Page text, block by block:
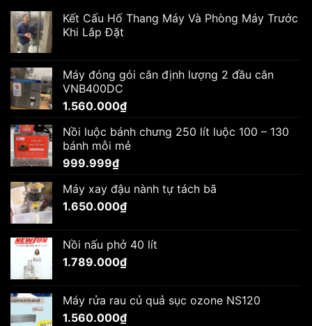
Kết Cấu Hố Thang Máy Và Phòng Máy Trước
Khi Lắp Đặt
Máy đóng gói cân định lượng 2 đầu cân
VNB400DC
1.560.000₫
Nồi luộc bánh chưng 250 lít luộc 100 – 130
bánh mỗi mẻ
999.999₫
Máy xay đậu nành tự tách bã
1.650.000₫
Nồi nấu phở 40 lít
1.789.000₫
Máy rửa rau củ quả sục ozone NS120
1.560.000₫